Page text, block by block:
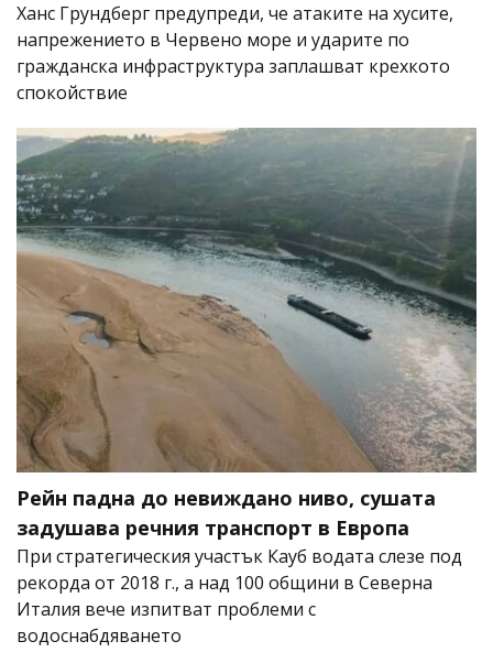
Ханс Грундберг предупреди, че атаките на хусите,
напрежението в Червено море и ударите по
гражданска инфраструктура заплашват крехкото
спокойствие
Рейн падна до невиждано ниво, сушата
задушава речния транспорт в Европа
При стратегическия участък Кауб водата слезе под
рекорда от 2018 г., а над 100 общини в Северна
Италия вече изпитват проблеми с
водоснабдяването